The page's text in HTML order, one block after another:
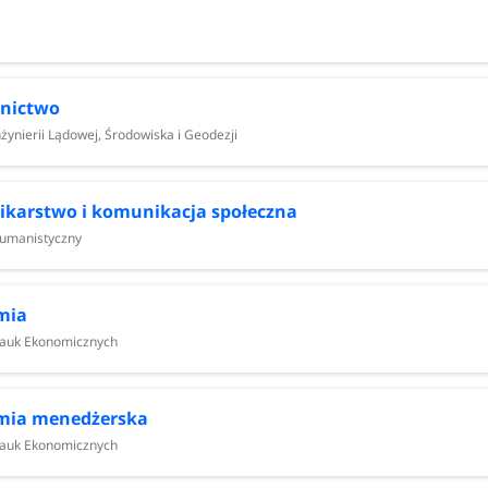
i Geodezji
Humanistyczny
i Informatyki
Środowiska i Geodezji
i Geodezji
Lądowej, Środowiska i Geodezji
i komunikacja społeczna
Ekonomicznych
menedżerska
Ekonomicznych